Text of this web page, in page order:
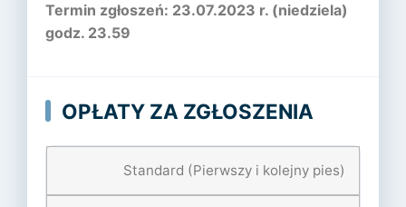
Termin zgłoszeń: 23.07.2023 r. (niedziela)
godz. 23.59
OPŁATY ZA ZGŁOSZENIA
Standard (Pierwszy i kolejny pies)